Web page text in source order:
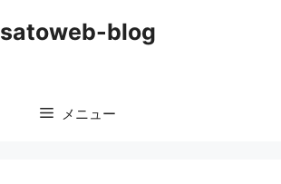
satoweb-blog
メニュー